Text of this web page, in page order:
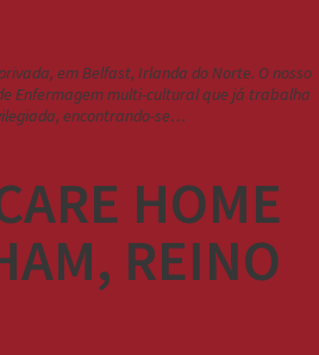
em Belfast, Irlanda do Norte. O nosso
Enfermagem multi-cultural que já trabalha
encontrando-se…
HOME
REINO